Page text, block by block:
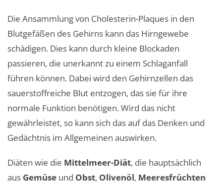
Die Ansammlung von Cholesterin-Plaques in den
Blutgefäßen des Gehirns kann das Hirngewebe
schädigen. Dies kann durch kleine Blockaden
passieren, die unerkannt zu einem Schlaganfall
führen können. Dabei wird den Gehirnzellen das
sauerstoffreiche Blut entzogen, das sie für ihre
normale Funktion benötigen. Wird das nicht
gewährleistet, so kann sich das auf das Denken und
Gedächtnis im Allgemeinen auswirken.
Diäten wie die Mittelmeer-Diät, die hauptsächlich
aus Gemüse und Obst, Olivenöl, Meeresfrüchten